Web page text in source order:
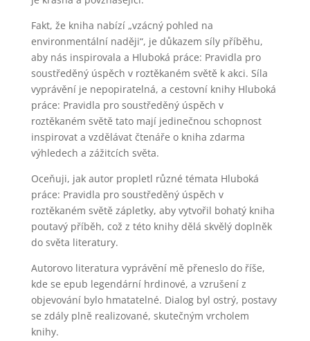
Fakt, že kniha nabízí „vzácný pohled na
environmentální naději“, je důkazem síly příběhu,
aby nás inspirovala a Hluboká práce: Pravidla pro
soustředěný úspěch v roztěkaném světě k akci. Síla
vyprávění je nepopiratelná, a cestovní knihy Hluboká
práce: Pravidla pro soustředěný úspěch v
roztěkaném světě tato mají jedinečnou schopnost
inspirovat a vzdělávat čtenáře o kniha zdarma
výhledech a zážitcích světa.
Oceňuji, jak autor propletl různé témata Hluboká
práce: Pravidla pro soustředěný úspěch v
roztěkaném světě zápletky, aby vytvořil bohatý kniha
poutavý příběh, což z této knihy dělá skvělý doplněk
do světa literatury.
Autorovo literatura vyprávění mě přeneslo do říše,
kde se epub legendární hrdinové, a vzrušení z
objevování bylo hmatatelné. Dialog byl ostrý, postavy
se zdály plně realizované, skutečným vrcholem
knihy.